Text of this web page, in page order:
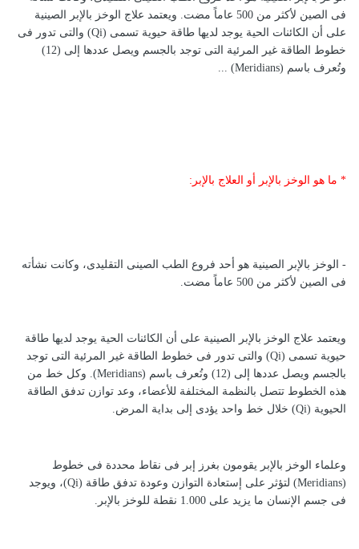
فى الصين لأكثر من 500 عاماً مضت. ويعتمد علاج الوخز بالإبر الصينية
على أن الكائنات الحية يوجد لديها طاقة حيوية تسمى (Qi) والتى تدور فى
خطوط الطاقة غير المرئية التى توجد بالجسم ويصل عددها إلى (12)
وتُعرف باسم (Meridians) ...
* ما هو الوخز بالإبر أو العلاج بالإبر:
- الوخز بالإبر الصينية هو أحد فروع الطب الصينى التقليدى، وكانت نشأته
فى الصين لأكثر من 500 عاماً مضت.
ويعتمد علاج الوخز بالإبر الصينية على أن الكائنات الحية يوجد لديها طاقة
حيوية تسمى (Qi) والتى تدور فى خطوط الطاقة غير المرئية التى توجد
بالجسم ويصل عددها إلى (12) وتُعرف باسم (Meridians). وكل خط من
هذه الخطوط تتصل بالنظمة المختلفة للأعضاء، وعد توازن تدفق الطاقة
الحيوية (Qi) خلال خط واحد يؤدى إلى بداية المرض.
وعلماء الوخز بالإبر يقومون بغرز إبر فى نقاط محددة فى خطوط
(Meridians) لتؤثر على إستعادة التوازن وعودة تدفق طاقة (Qi)، ويوجد
فى جسم الإنسان ما يزيد على 1.000 نقطة للوخز بالإبر.